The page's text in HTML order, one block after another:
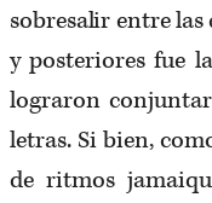
sobresalir entre las
y posteriores fue
lograron
letras. Si bien,
de ritmos